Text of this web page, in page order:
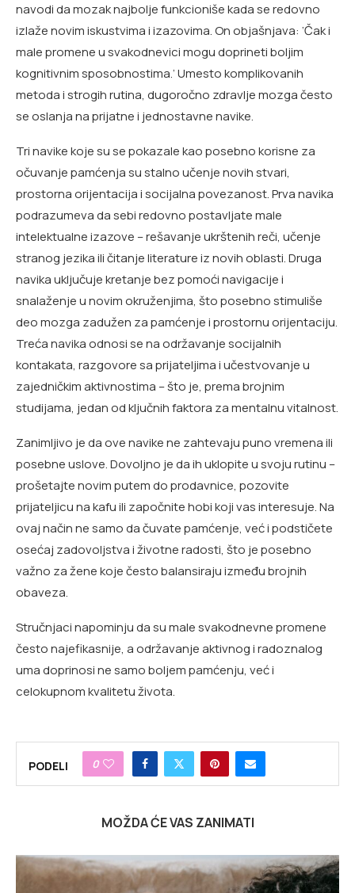
navodi da mozak najbolje funkcioniše kada se redovno
izlaže novim iskustvima i izazovima. On objašnjava: ‘Čak i
male promene u svakodnevici mogu doprineti boljim
kognitivnim sposobnostima.’ Umesto komplikovanih
metoda i strogih rutina, dugoročno zdravlje mozga često
se oslanja na prijatne i jednostavne navike.
Tri navike koje su se pokazale kao posebno korisne za
očuvanje pamćenja su stalno učenje novih stvari,
prostorna orijentacija i socijalna povezanost. Prva navika
podrazumeva da sebi redovno postavljate male
intelektualne izazove – rešavanje ukrštenih reči, učenje
stranog jezika ili čitanje literature iz novih oblasti. Druga
navika uključuje kretanje bez pomoći navigacije i
snalaženje u novim okruženjima, što posebno stimuliše
deo mozga zadužen za pamćenje i prostornu orijentaciju.
Treća navika odnosi se na održavanje socijalnih
kontakata, razgovore sa prijateljima i učestvovanje u
zajedničkim aktivnostima – što je, prema brojnim
studijama, jedan od ključnih faktora za mentalnu vitalnost.
Zanimljivo je da ove navike ne zahtevaju puno vremena ili
posebne uslove. Dovoljno je da ih uklopite u svoju rutinu –
prošetajte novim putem do prodavnice, pozovite
prijateljicu na kafu ili započnite hobi koji vas interesuje. Na
ovaj način ne samo da čuvate pamćenje, već i podstičete
osećaj zadovoljstva i životne radosti, što je posebno
važno za žene koje često balansiraju između brojnih
obaveza.
Stručnjaci napominju da su male svakodnevne promene
često najefikasnije, a održavanje aktivnog i radoznalog
uma doprinosi ne samo boljem pamćenju, već i
celokupnom kvalitetu života.
PODELI 0
MOŽDA ĆE VAS ZANIMATI